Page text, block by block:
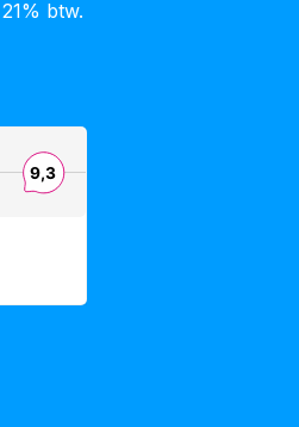
btw.